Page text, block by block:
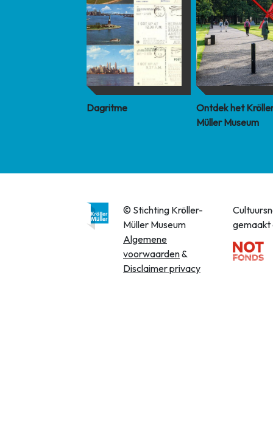
Dagritme
Ontdek het
Müller Museum
© Stichting Kröller-
Müller Museum
Algemene
voorwaarden&
Disclaimer privacy
gemaakt